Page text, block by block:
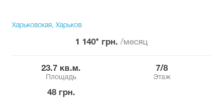
Харьковская, Харьков
1 140* грн. /месяц
23.7 кв.м.
Площадь
7/8
Этаж
48 грн.